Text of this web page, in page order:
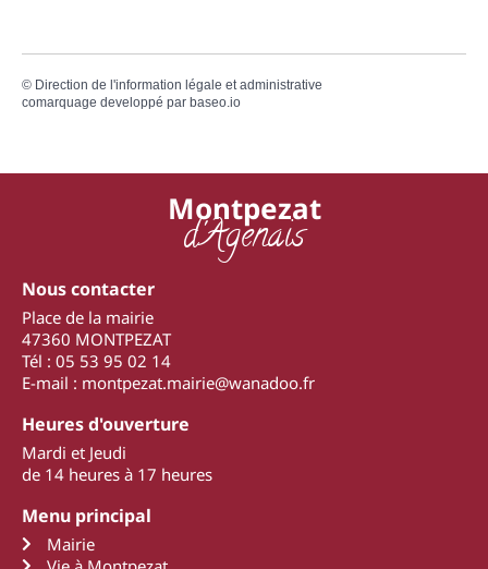
© Direction de l'information légale et administrative
comarquage developpé par baseo.io
Montpezat
d'Agenais
Nous contacter
Place de la mairie
47360 MONTPEZAT
Tél : 05 53 95 02 14
E-mail : montpezat.mairie@wanadoo.fr
Heures d'ouverture
Mardi et Jeudi
de 14 heures à 17 heures
Menu principal
Mairie